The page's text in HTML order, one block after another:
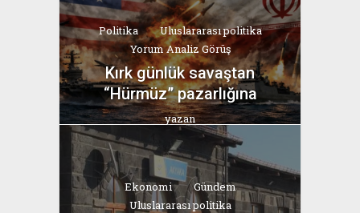
Politika
Uluslararası politika
Yorum Analiz Görüş
Kırk günlük savaştan
“Hürmüz” pazarlığına
yazan
Bahri Ak
Ekonomi
Gündem
Uluslararası politika